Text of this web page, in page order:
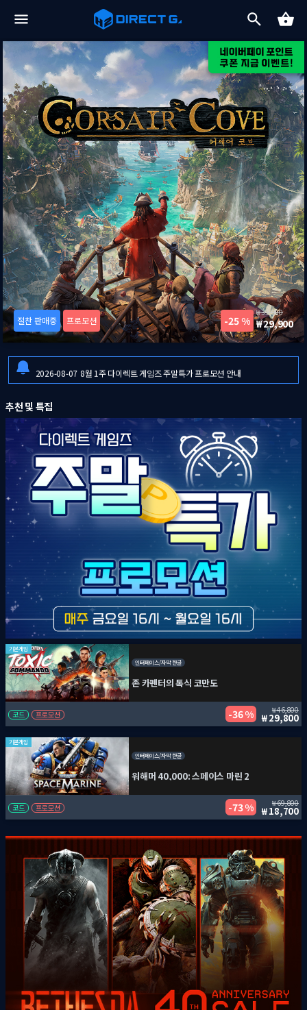
절찬 판매중 프로모션 25 %
39,900
29,900
2026-08-06 [드래곤즈 도그마 2: 다크 어리즌 한국어판] 예약판매 안내
2026-08-06 일부 금융기관 점검으로 인한 결제 시스템 이용 제한 안내
8월 1주 다이렉트 게임즈 주말특가 프로모션 안내
2026-08-06
2026-08-07 8월 1주 다이렉트 게임즈 주말특가 프로모션 안내
2026-08-06 [드래곤즈 도그마 2: 다크 어리즌 한국어판] 예약판매 안내
추천 및 특집
기본게임
인터페이스/자막 한글
존 카펜터의 톡식 코만도
코드 프로모션 36 % 46,800
29,800
기본게임
인터페이스/자막 한글
워해머 40,000: 스페이스 마린 2
코드 프로모션 73 % 69,800
18,700